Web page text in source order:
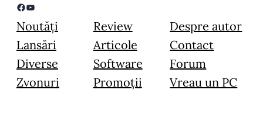
Facebook YouTube
Noutăți
Lansări
Diverse
Zvonuri
Review
Articole
Software
Promoții
Despre autor
Contact
Forum
Vreau un PC